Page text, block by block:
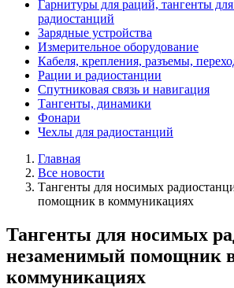
Гарнитуры для раций, тангенты
радиостанций
Зарядные устройства
Измерительное оборудование
Кабеля, крепления, разъемы,
Рации и радиостанции
Спутниковая связь и навигация
Тангенты, динамики
Фонари
Чехлы для радиостанций
Главная
Все новости
Тангенты для носимых
помощник в коммуникациях
Тангенты для носимых
незаменимый помощник
коммуникациях